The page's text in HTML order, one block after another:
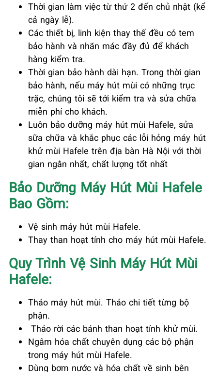
Thời gian làm việc từ thứ 2 đến chủ nhật (kể
cả ngày lễ).
Các thiết bị, linh kiện thay thế đều có tem
bảo hành và nhãn mác đầy đủ để khách
hàng kiểm tra.
Thời gian bảo hành dài hạn. Trong thời gian
bảo hành, nếu máy hút mùi có những trục
trặc, chúng tôi sẽ tới kiểm tra và sửa chữa
miễn phí cho khách.
Luôn bảo dưỡng máy hút mùi Hafele, sửa
sữa chữa và khắc phục các lỗi hỏng máy hút
khử mùi Hafele trên địa bàn Hà Nội với thời
gian ngắn nhất, chất lượng tốt nhất
Bảo Dưỡng Máy Hút Mùi Hafele
Bao Gồm:
Vệ sinh máy hút mùi Hafele.
Thay than hoạt tính cho máy hút mùi Hafele.
Quy Trình Vệ Sinh Máy Hút Mùi
Hafele:
Tháo máy hút mùi. Tháo chi tiết từng bộ
phận.
Tháo rời các bánh than hoạt tính khử mùi.
Ngâm hóa chất chuyên dụng các bộ phận
trong máy hút mùi Hafele.
Dùng bơm nước và hóa chất về sinh bên